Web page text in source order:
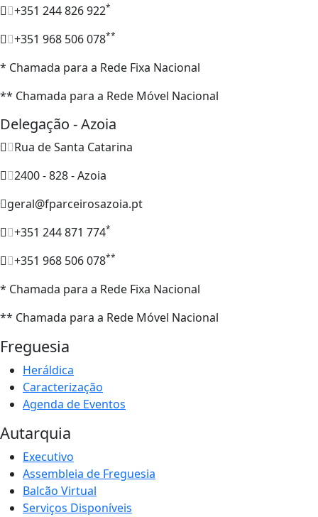
+351 244 826 922*
+351 968 506 078**
* Chamada para a Rede Fixa Nacional
** Chamada para a Rede Móvel Nacional
Delegação - Azoia
Rua de Santa Catarina
2400 - 828 - Azoia
geral@fparceirosazoia.pt
+351 244 871 774*
+351 968 506 078**
* Chamada para a Rede Fixa Nacional
** Chamada para a Rede Móvel Nacional
Freguesia
Heráldica
Caracterização
Agenda de Eventos
Autarquia
Executivo
Assembleia de Freguesia
Balcão Virtual
Serviços Disponíveis